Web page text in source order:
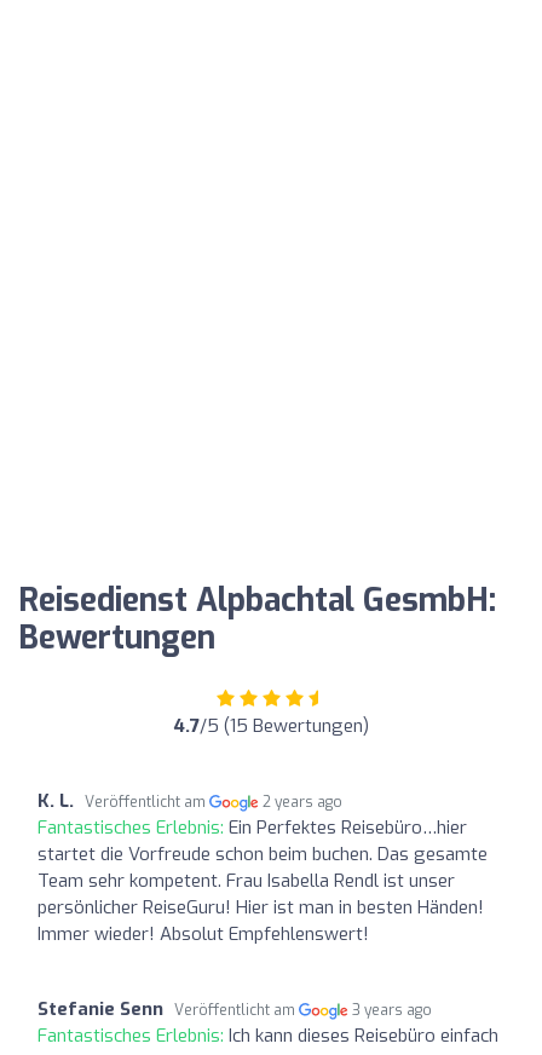
Reisedienst Alpbachtal GesmbH:
Bewertungen
4.7/5 (15 Bewertungen)
K. L. Veröffentlicht am 2 years ago
Fantastisches Erlebnis: Ein Perfektes Reisebüro…hier
startet die Vorfreude schon beim buchen. Das gesamte
Team sehr kompetent. Frau Isabella Rendl ist unser
persönlicher ReiseGuru! Hier ist man in besten Händen!
Immer wieder! Absolut Empfehlenswert!
Stefanie Senn Veröffentlicht am 3 years ago
Fantastisches Erlebnis: Ich kann dieses Reisebüro einfach